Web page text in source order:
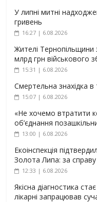
У липні митні
гривень
16:27 | 6.08.2026
Жителі Тернопільщини
млрд грн військового
15:31 | 6.08.2026
Смертельна знахідка в
15:07 | 6.08.2026
«Не хочемо втратити
об’єднання
13:00 | 6.08.2026
Екоінспекція
Золота Липа: за справу
12:33 | 6.08.2026
Якісна діагностика
лікарні запрацював